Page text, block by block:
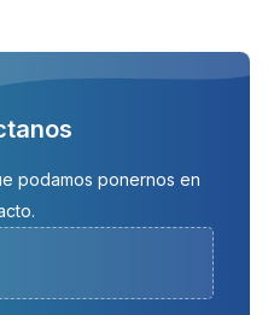
podamos ponernos en